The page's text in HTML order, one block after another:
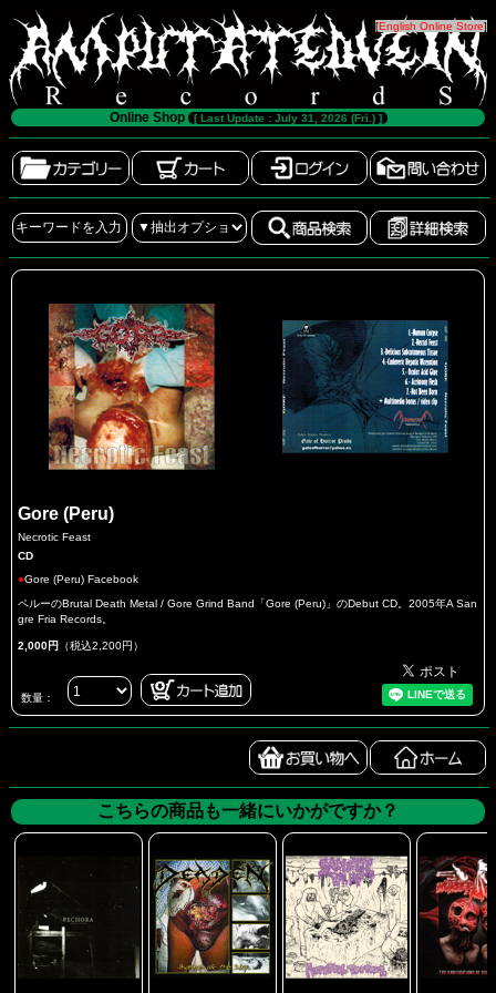
[English Online Store]
Online Shop [ Last Update : July 31, 2026 (Fri.) ]
Gore (Peru)
Necrotic Feast
CD
●Gore (Peru) Facebook
ペルーのBrutal Death Metal / Gore Grind Band「Gore (Peru)」のDebut CD。2005年A San
gre Fria Records。
2,000円 （税込2,200円）
数量：
こちらの商品も一緒にいかがですか？